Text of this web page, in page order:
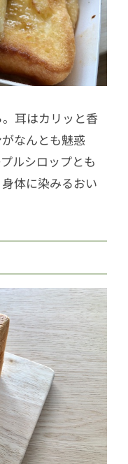
耳はカリッと香
なんとも魅惑
ルシロップとも
体に染みるおい